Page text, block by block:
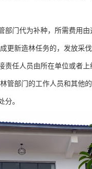
门代为补种，所需费用由
新造林任务的，发放采
任人员由所在单位或者上
部门的工作人员和其他
分。